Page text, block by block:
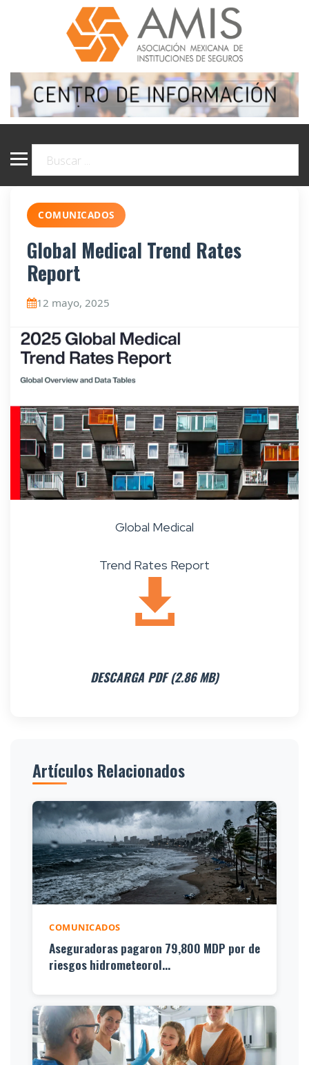
COMUNICADOS
Global Medical Trend Rates
Report
12 mayo, 2025
Global Medical
Trend Rates Report
DESCARGA PDF (2.86 MB)
Artículos Relacionados
COMUNICADOS
Aseguradoras pagaron 79,800 MDP por de
riesgos hidrometeorol...